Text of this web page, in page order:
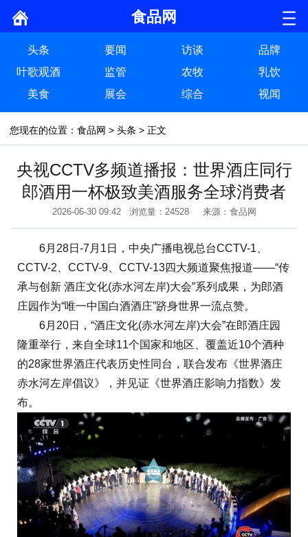
食品网
头条 要闻 访谈
品牌
叶歌观酒
监管 农牧
乳饮
美食
展会 综合 视闻
您现在的位置： 食品网 > 头条 > 正文
央视CCTV多频道播报：世界酒庄同行
郎酒用一杯极致美酒服务全球消费者
2026-06-30 09:42 浏览量：24528 来源：食品网
6月28日-7月1日，中央广播电视总台CCTV-1、
CCTV-2、CCTV-9、CCTV-13四大频道聚焦报道——“传
承与创新 酒庄文化(赤水河左岸)大会”系列成果，为郎酒
庄园作为“唯一中国白酒酒庄”跻身世界一流点赞。
6月20日，“酒庄文化(赤水河左岸)大会”在郎酒庄园
隆重举行，来自全球11个国家和地区、覆盖近10个酒种
的28家世界酒庄代表历史性同台，联合发布《世界酒庄
赤水河左岸倡议》，并见证《世界酒庄影响力指数》发
布。